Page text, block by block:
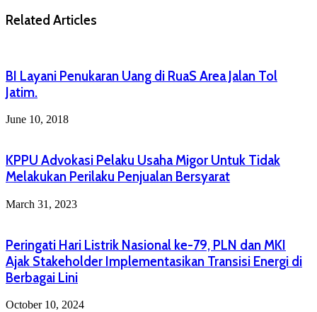
Related Articles
BI Layani Penukaran Uang di RuaS Area Jalan Tol
Jatim.
June 10, 2018
KPPU Advokasi Pelaku Usaha Migor Untuk Tidak
Melakukan Perilaku Penjualan Bersyarat
March 31, 2023
Peringati Hari Listrik Nasional ke-79, PLN dan MKI
Ajak Stakeholder Implementasikan Transisi Energi di
Berbagai Lini
October 10, 2024